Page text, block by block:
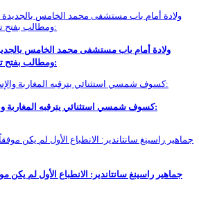
ولادة أمام باب مستشفى محمد الخامس
ومطالب بفتح تحقيق لكشف الحقيقة:
كسوف شمسي استثنائي يترقبه المغاربة والإسبان يوم 12 غشت:
جماهير راسينغ سانتاندير: الانطباع الأول لم يكن